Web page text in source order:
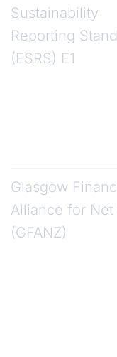
Sustainability
Reporting
(ESRS) E1
Glasgow
Alliance for Net
(GFANZ)